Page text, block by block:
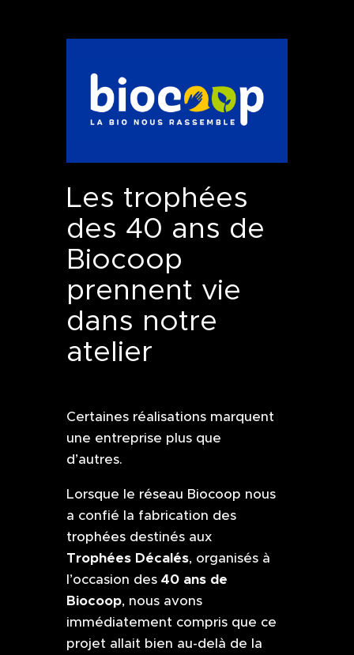
Les trophées
des 40 ans de
Biocoop
prennent vie
dans notre
atelier
Certaines réalisations marquent
une entreprise plus que
d’autres.
Lorsque le réseau Biocoop nous
a confié la fabrication des
trophées destinés aux
Trophées Décalés, organisés à
l’occasion des 40 ans de
Biocoop, nous avons
immédiatement compris que ce
projet allait bien au-delà de la